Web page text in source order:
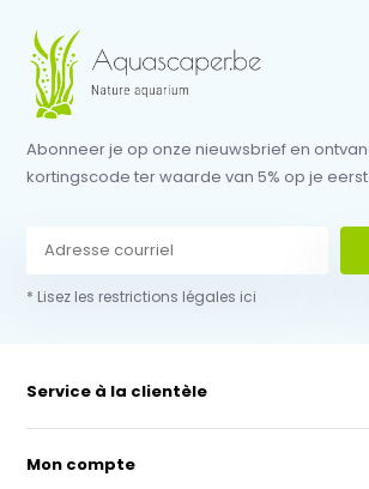
Abonneer je op onze nieuwsbrief en
kortingscode ter waarde van 5% op je
* Lisez les restrictions légales ici
Service à la clientèle
Mon compte